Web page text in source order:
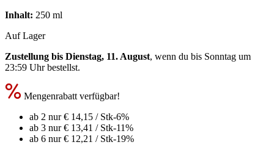
Inhalt: 250 ml
Auf Lager
Zustellung bis Dienstag, 11. August, wenn du bis Sonntag um
23:59 Uhrbestellst.
Mengenrabatt verfügbar!
ab 2 nur€ 14,15 / Stk-6%
ab 3 nur€ 13,41 / Stk-11%
ab 6 nur€ 12,21 / Stk-19%